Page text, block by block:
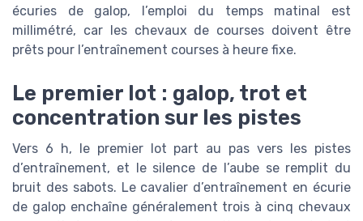
écuries de galop, l’emploi du temps matinal est
millimétré, car les chevaux de courses doivent être
prêts pour l’entraînement courses à heure fixe.
Le premier lot : galop, trot et
concentration sur les pistes
Vers 6 h, le premier lot part au pas vers les pistes
d’entraînement, et le silence de l’aube se remplit du
bruit des sabots. Le cavalier d’entraînement en écurie
de galop enchaîne généralement trois à cinq chevaux